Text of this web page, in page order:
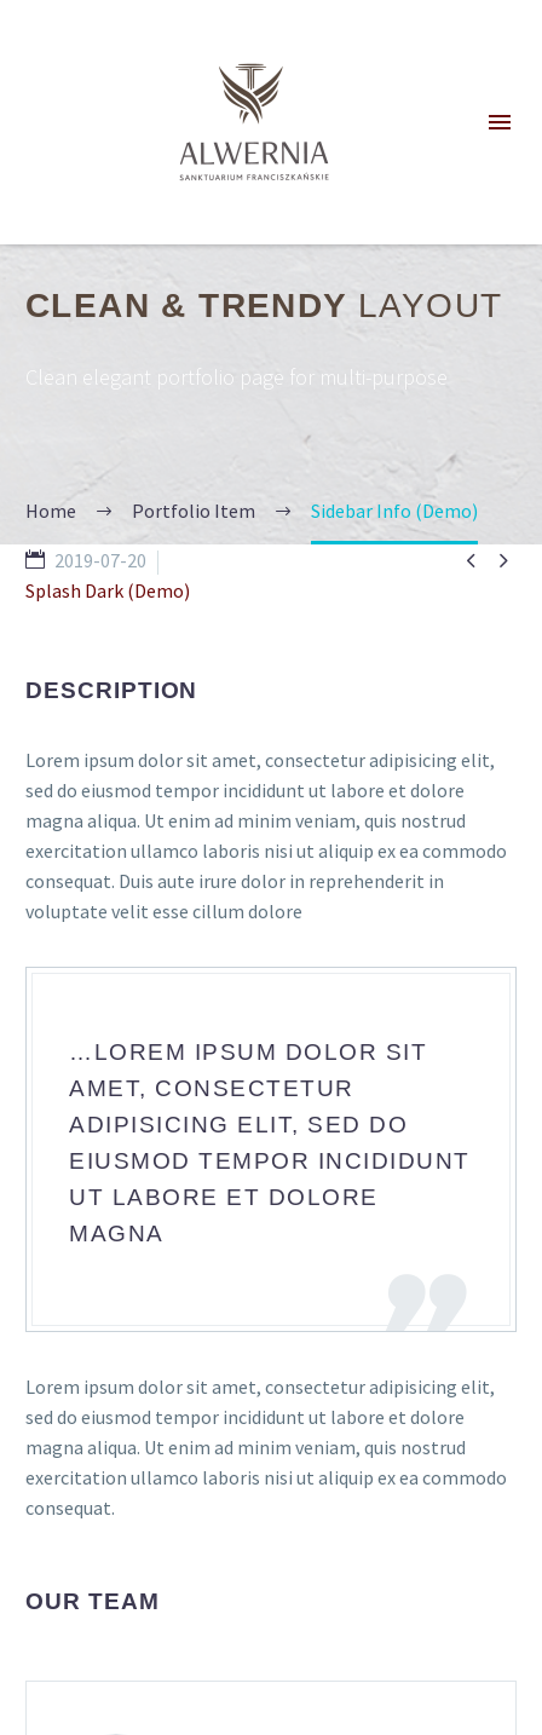
CLEAN & TRENDY LAYOUT
Clean elegant portfolio page for multi-purpose
Home Portfolio Item Sidebar Info (Demo)
 
2019-07-20
Splash Dark (Demo)
DESCRIPTION
Lorem ipsum dolor sit amet, consectetur adipisicing elit,
sed do eiusmod tempor incididunt ut labore et dolore
magna aliqua. Ut enim ad minim veniam, quis nostrud
exercitation ullamco laboris nisi ut aliquip ex ea commodo
consequat. Duis aute irure dolor in reprehenderit in
voluptate velit esse cillum dolore
…LOREM IPSUM DOLOR SIT
AMET, CONSECTETUR
ADIPISICING ELIT, SED DO
EIUSMOD TEMPOR INCIDIDUNT
UT LABORE ET DOLORE
MAGNA
Lorem ipsum dolor sit amet, consectetur adipisicing elit,
sed do eiusmod tempor incididunt ut labore et dolore
magna aliqua. Ut enim ad minim veniam, quis nostrud
exercitation ullamco laboris nisi ut aliquip ex ea commodo
consequat.
OUR TEAM